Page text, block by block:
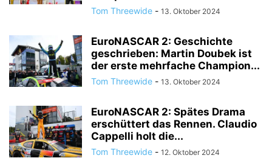
Tom Threewide - 13. Oktober 2024
EuroNASCAR 2: Geschichte
geschrieben: Martin Doubek ist
der erste mehrfache Champion...
Tom Threewide - 13. Oktober 2024
EuroNASCAR 2: Spätes Drama
erschüttert das Rennen. Claudio
Cappelli holt die...
Tom Threewide - 12. Oktober 2024